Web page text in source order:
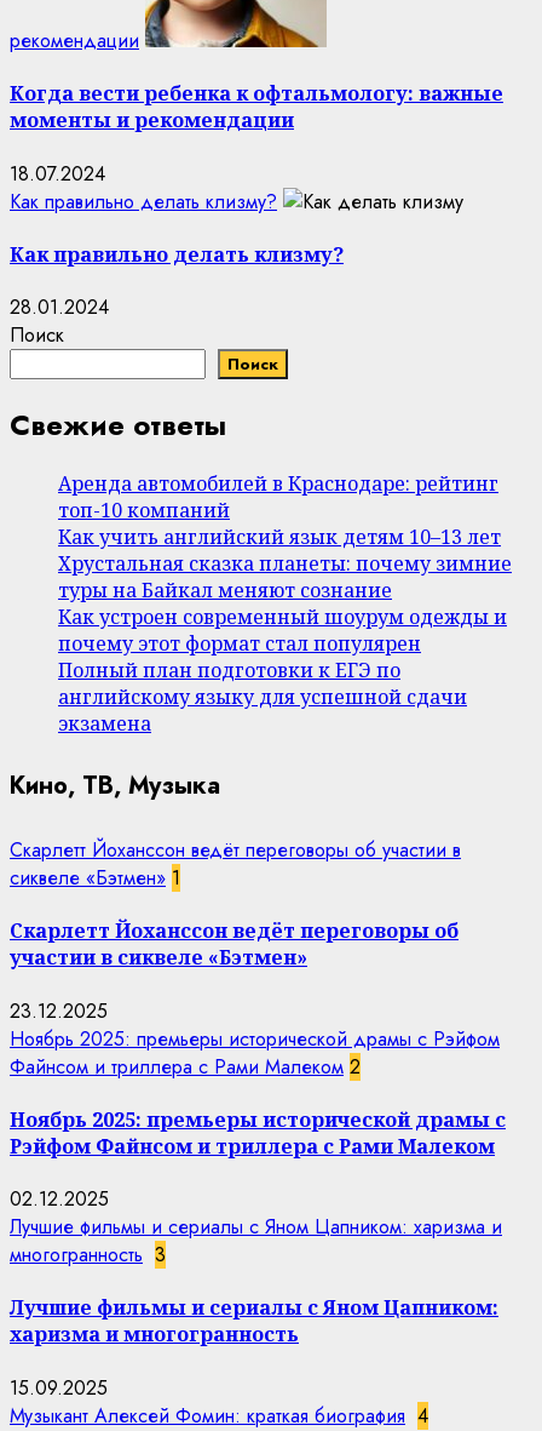
рекомендации
Когда вести ребенка к офтальмологу: важные
моменты и рекомендации
18.07.2024
Как правильно делать клизму?
Как правильно делать клизму?
28.01.2024
Поиск
Поиск
Свежие ответы
Аренда автомобилей в Краснодаре: рейтинг
топ-10 компаний
Как учить английский язык детям 10–13 лет
Хрустальная сказка планеты: почему зимние
туры на Байкал меняют сознание
Как устроен современный шоурум одежды и
почему этот формат стал популярен
Полный план подготовки к ЕГЭ по
английскому языку для успешной сдачи
экзамена
Кино, ТВ, Музыка
Скарлетт Йоханссон ведёт переговоры об участии в
сиквеле «Бэтмен» 1
Скарлетт Йоханссон ведёт переговоры об
участии в сиквеле «Бэтмен»
23.12.2025
Ноябрь 2025: премьеры исторической драмы с Рэйфом
Файнсом и триллера с Рами Малеком 2
Ноябрь 2025: премьеры исторической драмы с
Рэйфом Файнсом и триллера с Рами Малеком
02.12.2025
Лучшие фильмы и сериалы с Яном Цапником: харизма и
многогранность 3
Лучшие фильмы и сериалы с Яном Цапником:
харизма и многогранность
15.09.2025
Музыкант Алексей Фомин: краткая биография 4